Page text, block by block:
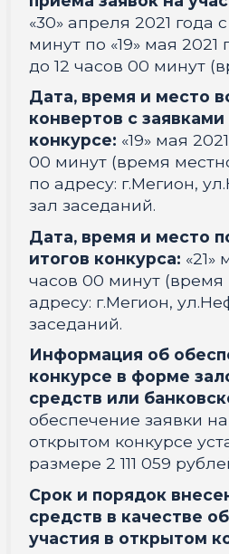
«30» апреля 2021 года
минут по «19» мая 2021
до 12 часов 00 минут
Дата, время и место
конвертов с заявками
конкурсе: «19» мая
00 минут (время
по адресу: г.Мегион,
зал заседаний.
Дата, время и место
итогов конкурса: «21»
часов 00 минут (время
адресу: г.Мегион,
заседаний.
Информация об
конкурсе в форме
средств или
обеспечение заявки
открытом конкурсе
размере 2 111 059
Срок и порядок
средств в качестве
участия в открытом